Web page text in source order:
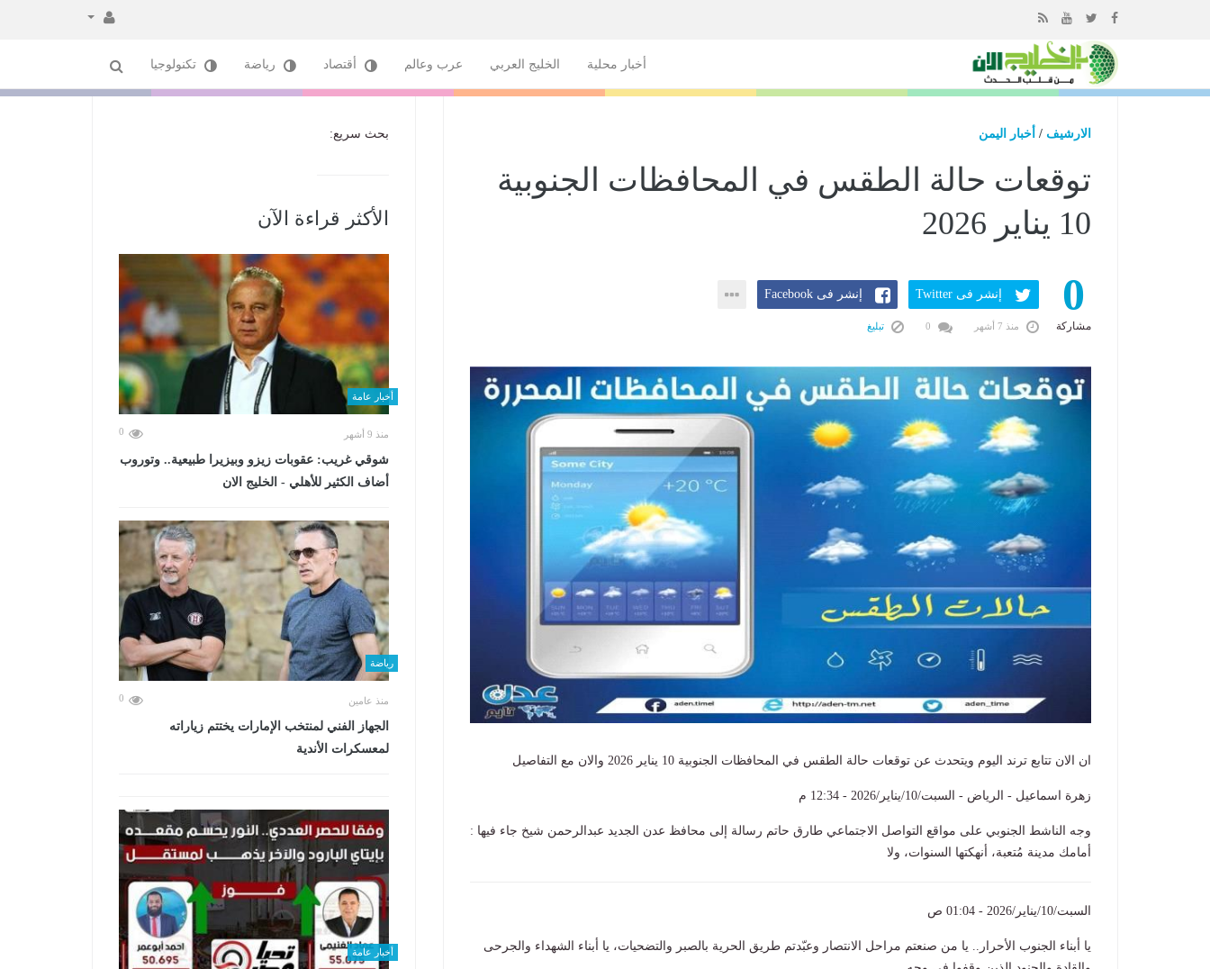
المحتوى
أخبار محلية الخليج العربي عرب وعالم أقتصاد رياضة تكنولوجيا
الارشيف / أخبار اليمن
توقعات حالة الطقس في المحافظات الجنوبية
10 يناير 2026
0
مشاركة
إنشر فى Twitter إنشر فى Facebook
منذ 7 أشهر تبليغ
ان الان تتابع ترند اليوم ويتحدث عن توقعات حالة الطقس في المحافظات الجنوبية 10 يناير 2026 والان مع التفاصيل
زهرة اسماعيل - الرياض - السبت/10/يناير/2026 - 12:34 م
وجه الناشط الجنوبي على مواقع التواصل الاجتماعي طارق حاتم رسالة إلى محافظ عدن الجديد عبدالرحمن شيخ جاء فيها :
أمامك مدينة مُتعبة، أنهكتها السنوات، ولا
السبت/10/يناير/2026 - 01:04 ص
يا أبناء الجنوب الأحرار.. يا من صنعتم مراحل الانتصار وعبّدتم طريق الحرية بالصبر والتضحيات، يا أبناء الشهداء والجرحى
بحث سريع:
الأكثر قراءة الآن
أخبار عامة
منذ 9 أشهر 0
شوقي غريب: عقوبات زيزو وبيزيرا طبيعية.. وتوروب
أضاف الكثير للأهلي - الخليج الان
رياضة
منذ عامين 0
الجهاز الفني لمنتخب الإمارات يختتم زياراته
لمعسكرات الأندية
أخبار عامة